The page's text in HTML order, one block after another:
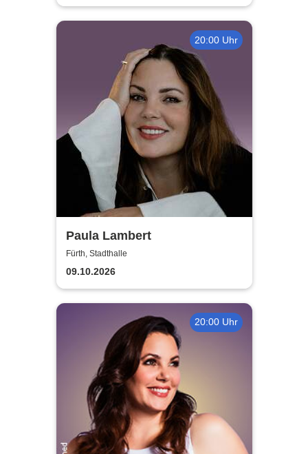
20:00 Uhr
Paula Lambert
Fürth, Stadthalle
09.10.2026
20:00 Uhr